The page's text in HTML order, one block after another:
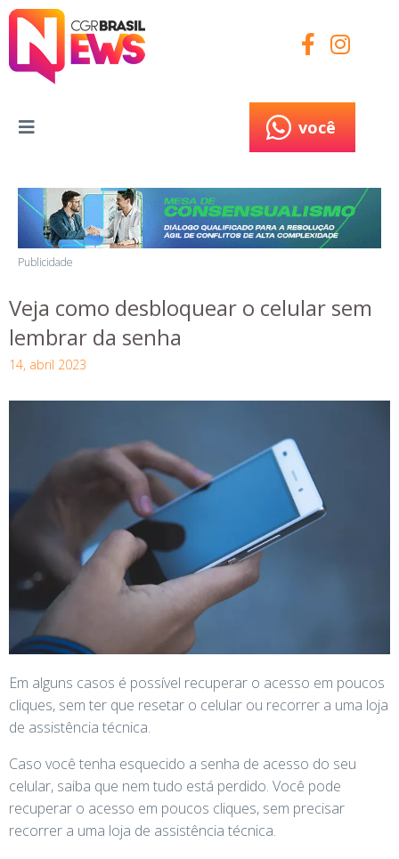
você
Publicidade
Veja como desbloquear o celular sem
lembrar da senha
14, abril 2023
Em alguns casos é possível recuperar o acesso em poucos
cliques, sem ter que resetar o celular ou recorrer a uma loja
de assistência técnica.
Caso você tenha esquecido a senha de acesso do seu
celular, saiba que nem tudo está perdido. Você pode
recuperar o acesso em poucos cliques, sem precisar
recorrer a uma loja de assistência técnica.